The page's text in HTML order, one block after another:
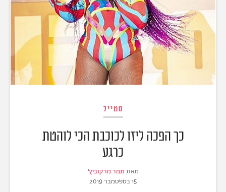
סטייל
כך הפכה ליזו לכוכבת הכי לוהטת
כרגע
מאת תמר מרקוביץ'
15 בספטמבר 2019